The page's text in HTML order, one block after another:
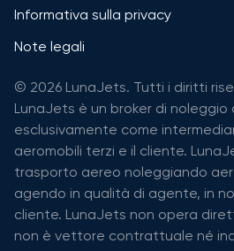
Informativa sulla privacy
Note legali
© 2026 LunaJets. Tutti i diritti
LunaJets è un broker di
esclusivamente come
aeromobili terzi e il cliente.
trasporto aereo noleggiando
agendo in qualità di agente, in
cliente. LunaJets non opera
non è vettore contrattuale né